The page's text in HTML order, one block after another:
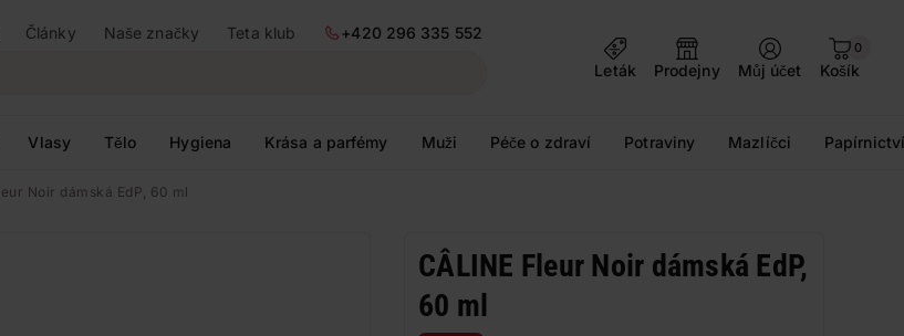
Články Naše značky Teta klub
+420 296 335 552
Leták
Prodejny Můj účet
0
Košík
Vlasy Tělo Hygiena Krása a parfémy Muži Péče o zdraví Potraviny Mazlíčci
Noir dámská EdP, 60 ml
CÂLINE Fleur Noir dámská EdP,
60 ml